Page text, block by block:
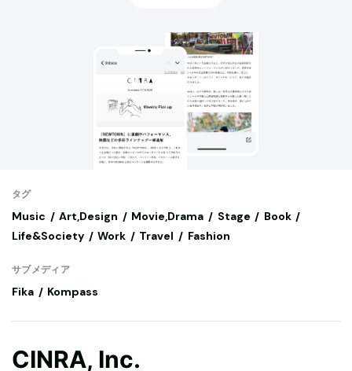
タグ
Music Art,Design Movie,Drama Stage
Book
Life&Society
Work Travel Fashion
サブメディア
Fika Kompass
CINRA, Inc.